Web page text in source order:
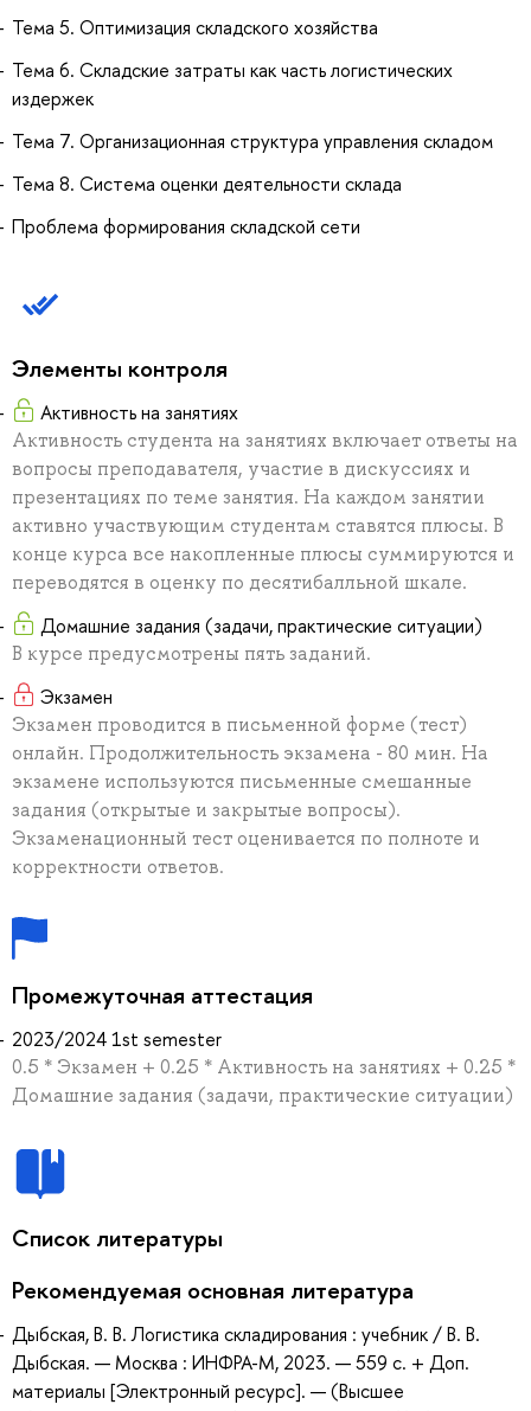
Тема 5. Оптимизация складского хозяйства
Тема 6. Складские затраты как часть логистических
издержек
Тема 7. Организационная структура управления складом
Тема 8. Система оценки деятельности склада
Проблема формирования складской сети
Элементы контроля
Активность на занятиях
Активность студента на занятиях включает ответы на
вопросы преподавателя, участие в дискуссиях и
презентациях по теме занятия. На каждом занятии
активно участвующим студентам ставятся плюсы. В
конце курса все накопленные плюсы суммируются и
переводятся в оценку по десятибалльной шкале.
Домашние задания (задачи, практические ситуации)
В курсе предусмотрены пять заданий.
Экзамен
Экзамен проводится в письменной форме (тест)
онлайн. Продолжительность экзамена - 80 мин. На
экзамене используются письменные смешанные
задания (открытые и закрытые вопросы).
Экзаменационный тест оценивается по полноте и
корректности ответов.
Промежуточная аттестация
2023/2024 1st semester
0.5 * Экзамен + 0.25 * Активность на занятиях + 0.25 *
Домашние задания (задачи, практические ситуации)
Список литературы
Рекомендуемая основная литература
Дыбская, В. В. Логистика складирования : учебник / В. В.
Дыбская. — Москва : ИНФРА-М, 2023. — 559 с. + Доп.
материалы [Электронный ресурс]. — (Высшее